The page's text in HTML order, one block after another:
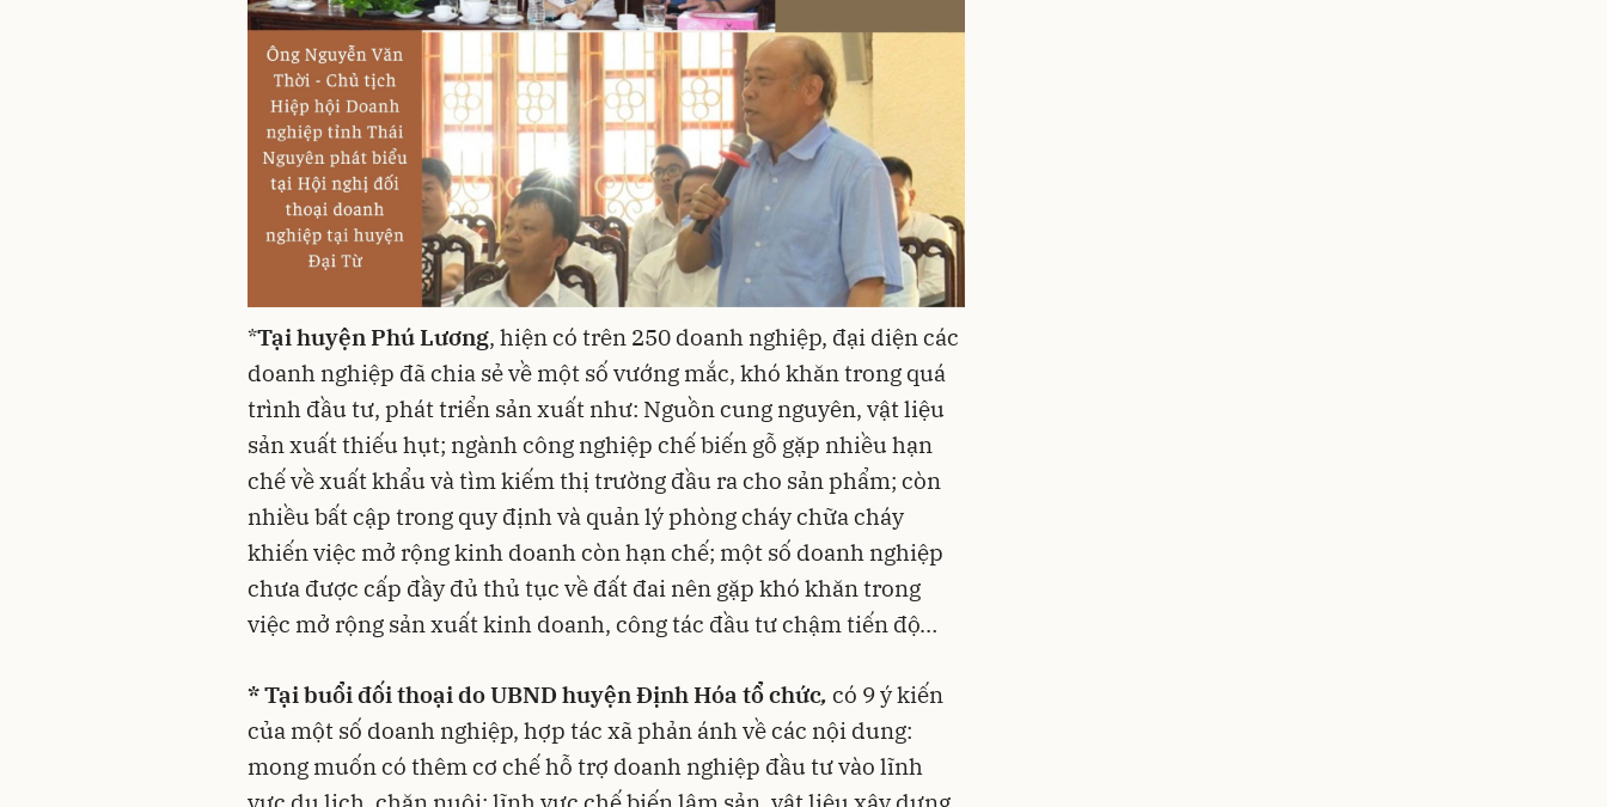
*Tại huyện Phú Lương, hiện có trên 250 doanh nghiệp, đại diện các
doanh nghiệp đã chia sẻ về một số vướng mắc, khó khăn trong quá
trình đầu tư, phát triển sản xuất như: Nguồn cung nguyên, vật liệu
sản xuất thiếu hụt; ngành công nghiệp chế biến gỗ gặp nhiều hạn
chế về xuất khẩu và tìm kiếm thị trường đầu ra cho sản phẩm; còn
nhiều bất cập trong quy định và quản lý phòng cháy chữa cháy
khiến việc mở rộng kinh doanh còn hạn chế; một số doanh nghiệp
chưa được cấp đầy đủ thủ tục về đất đai nên gặp khó khăn trong
việc mở rộng sản xuất kinh doanh, công tác đầu tư chậm tiến độ…
* Tại buổi đối thoại do UBND huyện Định Hóa tổ chức, có 9 ý kiến
của một số doanh nghiệp, hợp tác xã phản ánh về các nội dung:
mong muốn có thêm cơ chế hỗ trợ doanh nghiệp đầu tư vào lĩnh